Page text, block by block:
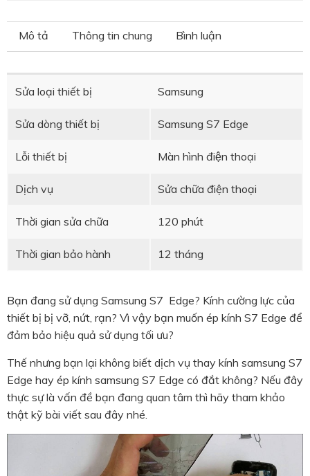
Mô tả Thông tin chung Bình luận
Sửa loại thiết bị Samsung
Sửa dòng thiết bị Samsung S7 Edge
Lỗi thiết bị Màn hình điện thoại
Dịch vụ Sửa chữa điện thoại
Thời gian sửa chữa 120 phút
Thời gian bảo hành 12 tháng
Bạn đang sử dụng Samsung S7 Edge? Kính cường lực của
thiết bị bị vỡ, nứt, rạn? Vì vậy bạn muốn ép kính S7 Edge để
đảm bảo hiệu quả sử dụng tối ưu?
Thế nhưng bạn lại không biết dịch vụ thay kính samsung S7
Edge hay ép kính samsung S7 Edge có đắt không? Nếu đây
thực sự là vấn đề bạn đang quan tâm thì hãy tham khảo
thật kỹ bài viết sau đây nhé.